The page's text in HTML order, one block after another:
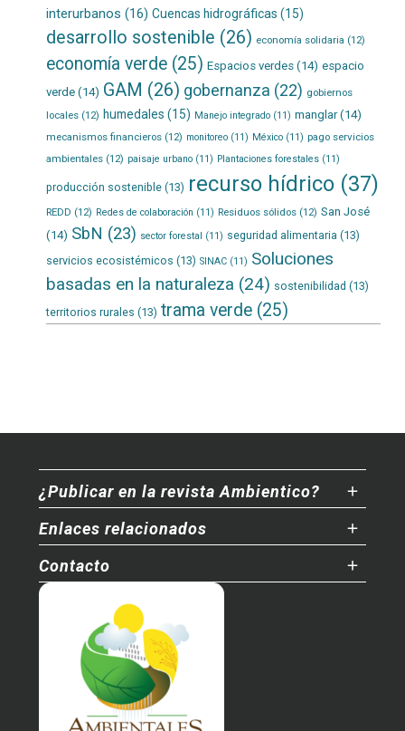
interurbanos (16) Cuencas hidrográficas (15)
desarrollo sostenible (26) economía solidaria (12)
economía verde(25) Espacios verdes(14) espacio
verde(14) GAM (26) gobernanza (22) gobiernos
locales(12) humedales (15) Manejo integrado(11) manglar(14)
mecanismos financieros(12) monitoreo(11) México(11) pago servicios
ambientales(12) paisaje urbano(11) Plantaciones forestales(11)
producción sostenible(13) recurso hídrico(37)
REDD (12) Redes de colaboración (11) Residuos sólidos(12) San José
(14) SbN (23) sector forestal (11) seguridad alimentaria (13)
servicios ecosistémicos (13) SINAC(11) Soluciones
basadas en la naturaleza (24) sostenibilidad (13)
territorios rurales (13) trama verde(25)
¿Publicar en la revista Ambientico?
Enlaces relacionados
Contacto